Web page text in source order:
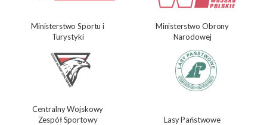
Ministerstwo Sportu i
Turystyki
Ministerstwo Obrony
Narodowej
Centralny Wojskowy
Zespół Sportowy
Lasy Państwowe